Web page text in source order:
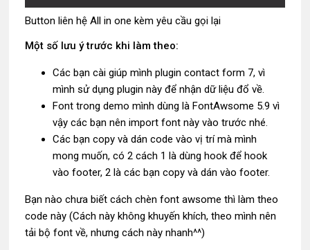
Button liên hệ All in one kèm yêu cầu gọi lại
Một số lưu ý trước khi làm theo:
Các bạn cài giúp mình plugin contact form 7, vì
mình sử dụng plugin này để nhận dữ liệu đổ về.
Font trong demo mình dùng là FontAwsome 5.9 vì
vậy các bạn nên import font này vào trước nhé.
Các bạn copy và dán code vào vị trí mà mình
mong muốn, có 2 cách 1 là dùng hook để hook
vào footer, 2 là các bạn copy và dán vào footer.
Bạn nào chưa biết cách chèn font awsome thì làm theo
code này (Cách này không khuyến khích, theo mình nên
tải bộ font về, nhưng cách này nhanh^^)